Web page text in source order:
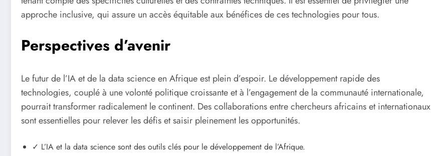
approche inclusive, qui assure un accès équitable aux bénéfices de ces technologies pour tous.
Perspectives d’avenir
Le futur de l’IA et de la data science en Afrique est plein d’espoir. Le développement rapide des
technologies, couplé à une volonté politique croissante et à l’engagement de la communauté internationale,
pourrait transformer radicalement le continent. Des collaborations entre chercheurs africains et internationaux
sont essentielles pour relever les défis et saisir pleinement les opportunités.
✓ L’IA et la data science sont des outils clés pour le développement de l’Afrique.